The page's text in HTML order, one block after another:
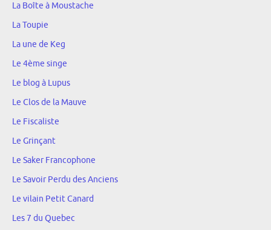
La Boîte à Moustache
La Toupie
La une de Keg
Le 4ème singe
Le blog à Lupus
Le Clos de la Mauve
Le Fiscaliste
Le Grinçant
Le Saker Francophone
Le Savoir Perdu des Anciens
Le vilain Petit Canard
Les 7 du Quebec